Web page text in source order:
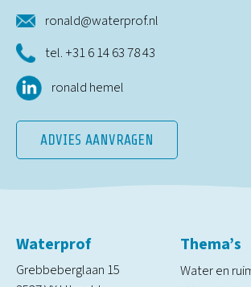
ronald@waterprof.nl
tel. +31 6 14 63 78 43
ronald hemel
ADVIES AANVRAGEN
Waterprof
Grebbeberglaan 15
Thema’s
Water en